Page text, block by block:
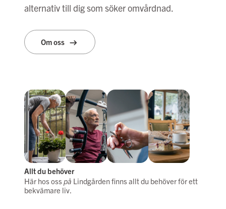
alternativ till dig som söker omvårdnad.
Om oss
Allt du behöver
Här hos osspå Lindgården finns allt du behöver för ett
bekvämare liv.